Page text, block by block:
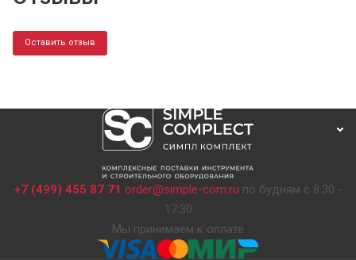
Оставить отзыв
+7 (499) 455 87 71 order@simple-com.ru по будням с 8:30 -
17:30
Мы принимаем к оплате